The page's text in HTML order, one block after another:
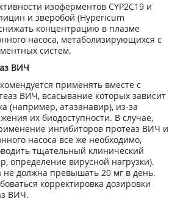
изоферментов CYP2C19 и
и зверобой (Hypericum
концентрацию в плазме
насоса, метаболизирующихся с
систем.
ВИЧ
применять вместе с
ВИЧ, всасывание которых зависит
(например, атазанавир), из-за
их биодоступности. В случае,
ингибиторов протеаз ВИЧ и
насоса все же необходимо,
тщательный клинический
определение вирусной нагрузки).
не должна превышать 20 мг в день.
корректировка дозировки
ВИЧ.